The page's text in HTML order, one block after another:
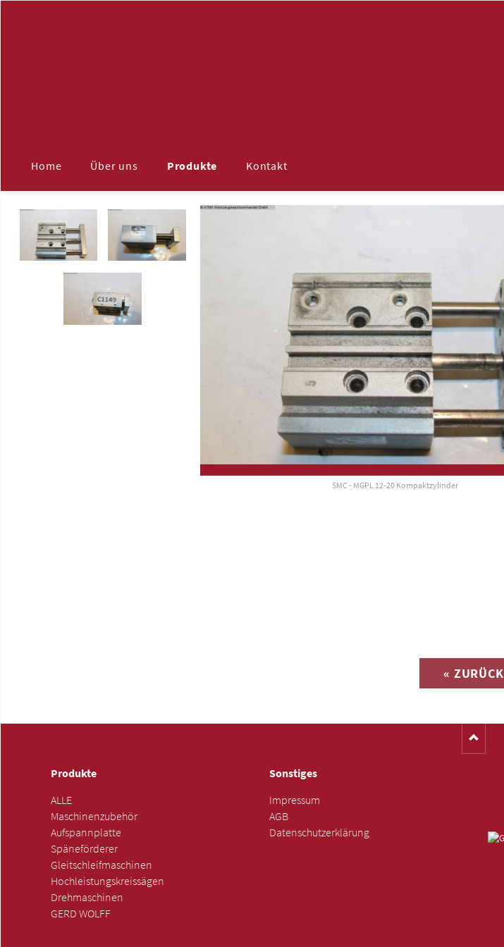
überspringenHome Über uns Produkte
ALLE
Maschinenzubehör
Aufspannplatten
Kontakt
SMC - MGPL 12-20 Kompaktzylinder
« ZURÜCK
Produkte
ALLE
Maschinenzubehör
Aufspannplatte
Späneförderer
Gleitschleifmaschinen
Hochleistungskreissägen
Drehmaschinen
GERD WOLFF
Sonstiges
Impressum
AGB
Datenschutzerklärung